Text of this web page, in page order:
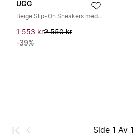
UGG
Beige Slip-On Sneakers med lav profil
1 553 kr2 550 kr
-39%
Side 1 Av 1